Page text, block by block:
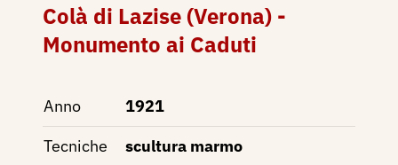
Colà di Lazise (Verona) -
Monumento ai Caduti
Anno
1921
Tecniche
scultura marmo